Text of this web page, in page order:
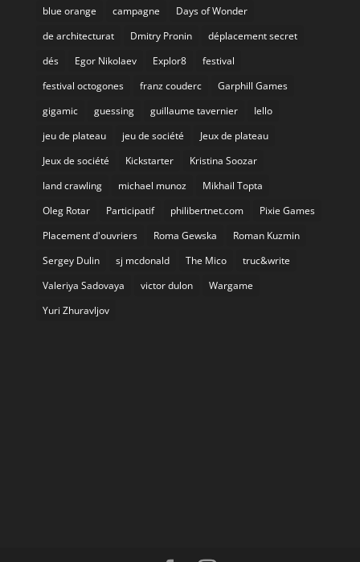
blue orange
campagne
Days of Wonder
de architecturat
Dmitry Pronin
déplacement secret
dés
Egor Nikolaev Explor8
festival
festival octogones
franz couderc
Garphill Games
gigamic
guessing guillaume tavernier
Iello
jeu de plateau
jeu de société
Jeux de plateau
Jeux de société
Kickstarter
Kristina Soozar
land crawling
michael munoz
Mikhail Topta
Oleg Rotar
Participatif philibertnet.com
Pixie Games
Placement d'ouvriers
Roma Gewska
Roman Kuzmin
Sergey Dulin
sj mcdonald The Mico
truc&write
Valeriya Sadovaya
victor dulon
Wargame
Yuri Zhuravljov